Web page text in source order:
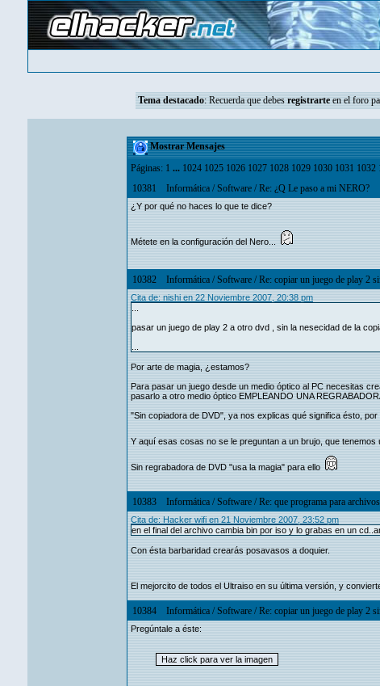
Tema destacado: Recuerda que debes registrarte en el foro
Mostrar Mensajes
Páginas: 1 ... 1024 1025 1026 1027 1028 1029 1030 1031 1032
10381
Informática /Software /Re: ¿Q Le paso a mi NERO?
¿Y por qué no haces lo que te dice?
Métete en la configuración del Nero...
10382 Informática /Software /Re: copiar un juego de play 2
Cita de: nishi en 22 Noviembre 2007, 20:38 pm
pasar un juego de play 2 a otro dvd , sin la nesecidad de la
Por arte de magia, ¿estamos?
Para pasar un juego desde un medio óptico al PC necesitas
pasarlo a otro medio óptico EMPLEANDO UNA
"Sin copiadora de DVD", ya nos explicas qué significa ésto, por
Y aquí esas cosas no se le preguntan a un brujo, que
Sin regrabadora de DVD "usa la magia" para ello
10383 Informática /Software /Re: que programa para
Cita de: Hacker wifi en 21 Noviembre 2007, 23:52 pm
en el final del archivo cambia bin por iso y lo grabas en un
Con ésta barbaridad crearás posavasos a doquier.
El mejorcito de todos el Ultraiso en su última versión, y
10384 Informática /Software /Re: copiar un juego de play 2
Pregúntale a éste: